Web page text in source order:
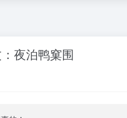
夜泊鸭窠围